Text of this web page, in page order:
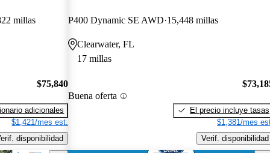
millas
$75,840
adicionales
$1,421/mes est.
disponibilidad
P400 Dynamic SE AWD 15,448 millas
Clearwater, FL
17 millas
Buena oferta
El precio incluye tasas
$1,381/mes
Verif. disponibilidad